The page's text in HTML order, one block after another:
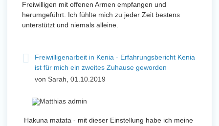
Freiwilligen mit offenen Armen empfangen und
herumgeführt. Ich fühlte mich zu jeder Zeit bestens
unterstützt und niemals alleine.
Freiwilligenarbeit in Kenia - Erfahrungsbericht Kenia
ist für mich ein zweites Zuhause geworden
von Sarah, 01.10.2019
Hakuna matata - mit dieser Einstellung habe ich meine